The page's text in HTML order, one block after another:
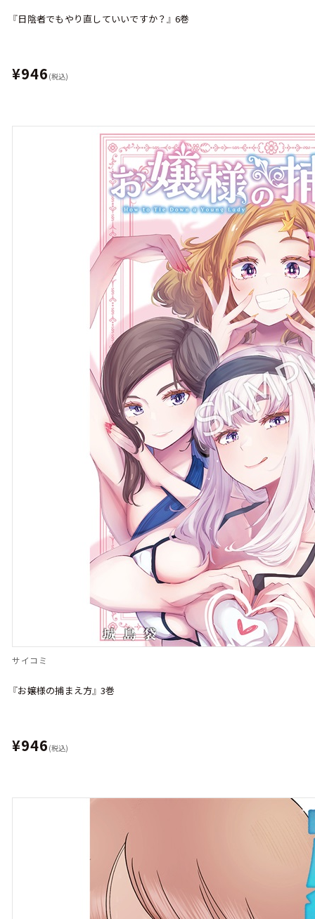
『日陰者でもやり直していいですか？』 6巻
¥946 (税込)
サイコミ
『お嬢様の捕まえ方』 3巻
¥946 (税込)